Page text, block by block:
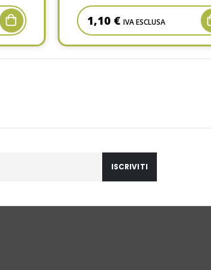
1,10 € IVA ESCLUSA
ISCRIVITI